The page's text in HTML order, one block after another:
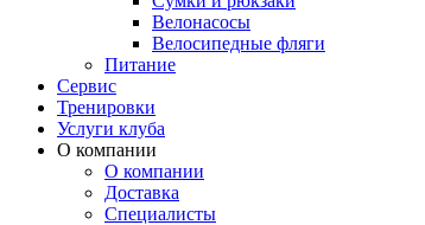
Велонасосы
Велосипедные фляги
Питание
Сервис
Тренировки
Услуги клуба
О компании
О компании
Доставка
Специалисты